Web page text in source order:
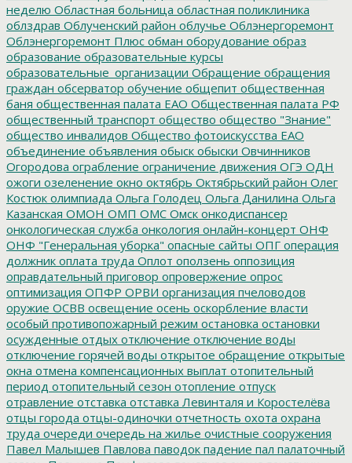
неделю Областная больница областная поликлиника
облздрав Облученский район облучье Облэнергоремонт
Облэнергоремонт Плюс обман оборудование образ
образование образовательные курсы
образовательные_организации Обращение обращения
граждан обсерватор обучение общепит общественная
баня общественная палата ЕАО Общественная палата РФ
общественный транспорт общество общество "Знание"
общество инвалидов Общество фотоискусства ЕАО
объединение объявления обыск обыски Овчинников
Огородова ограбление ограничение движения ОГЭ ОДН
ожоги озеленение окно октябрь Октябрьский район Олег
Костюк олимпиада Ольга Голодец Ольга Данилина Ольга
Казанская ОМОН ОМП ОМС Омск онкодиспансер
онкологическая служба онкология онлайн-концерт ОНФ
ОНФ "Генеральная уборка" опасные сайты ОПГ операция
должник оплата труда Оплот оползень оппозиция
оправдательный приговор опровержение опрос
оптимизация ОПФР ОРВИ организация пчеловодов
оружие ОСВВ освещение осень оскорбление власти
особый противопожарный режим остановка остановки
осужденные отдых отключение отключение воды
отключение горячей воды открытое обращение открытые
окна отмена компенсационных выплат отопительный
период отопительный сезон отопление отпуск
отравление отставка отставка Левинталя и Коростелёва
отцы города отцы-одиночки отчетность охота охрана
труда очереди очередь на жилье очистные сооружения
Павел Малышев Павлова паводок падение пал палаточный